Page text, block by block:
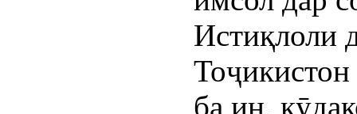
Истиқлоли
Тоҷикистон
ба ин,